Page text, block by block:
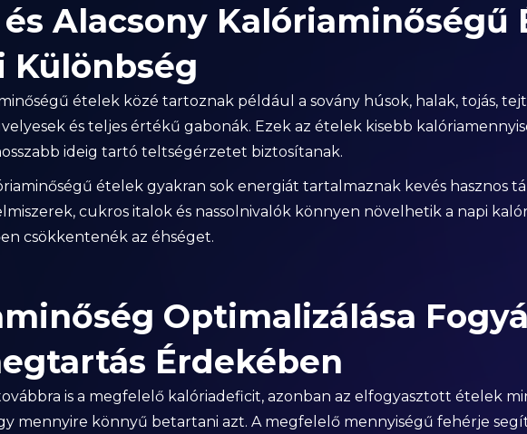
és Alacsony Kalóriaminőségű
Különbség
ételek közé tartoznak például a sovány húsok, halak, tojás,
és teljes értékű gabonák. Ezek az ételek kisebb
ideig tartó teltségérzetet biztosítanak.
ételek gyakran sok energiát tartalmaznak kevés hasznos
cukros italok és nassolnivalók könnyen növelhetik a napi
csökkentenék az éhséget.
Optimalizálása
Érdekében
is a megfelelő kalóriadeficit, azonban az elfogyasztott ételek
mennyire könnyű betartani azt. A megfelelő mennyiségű fehérje